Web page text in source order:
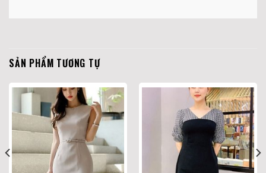
SẢN PHẨM TƯƠNG TỰ